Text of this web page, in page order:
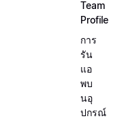
Team
Profile
การ
รัน
แอ
พบ
นอุ
ปกรณ์